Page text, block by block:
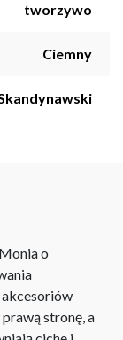
tworzywo
Ciemny
o
stronę, a